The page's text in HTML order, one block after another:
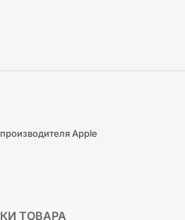
Apple
ТОВАРА